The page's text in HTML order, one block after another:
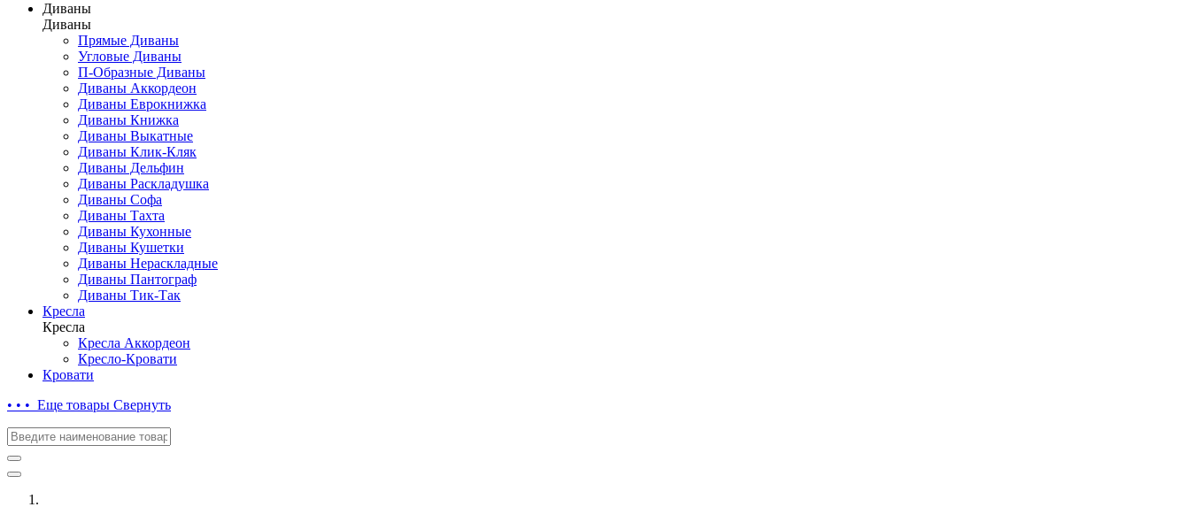
Диваны
Диваны
Прямые Диваны
Угловые Диваны
П-Образные Диваны
Диваны Аккордеон
Диваны Еврокнижка
Диваны Книжка
Диваны Выкатные
Диваны Клик-Кляк
Диваны Дельфин
Диваны Раскладушка
Диваны Софа
Диваны Тахта
Диваны Кухонные
Диваны Кушетки
Диваны Нераскладные
Диваны Пантограф
Диваны Тик-Так
Кресла
Кресла
Кресла Аккордеон
Кресло-Кровати
Кровати
• • • Еще товары Свернуть